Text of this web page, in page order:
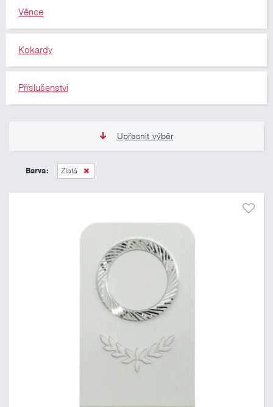
Věnce
Kokardy
Příslušenství
Upřesnit výběr
11 Kč
Barva: Zlatá